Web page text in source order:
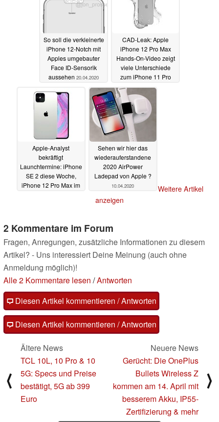
So soll die verkleinerte
iPhone 12-Notch mit
Apples umgebauter
Face ID-Sensorik
aussehen 20.04.2020
CAD-Leak: Apple
iPhone 12 Pro Max
Hands-On-Video zeigt
viele Unterschiede
zum iPhone 11 Pro
Max17.04.2020
Apple-Analyst
bekräftigt
Launchtermine: iPhone
SE 2 diese Woche,
iPhone 12 Pro Max im
Sehen wir hier das
wiederauferstandene
2020 AirPower
Ladepad von Apple ?
10.04.2020
Weitere Artikel
anzeigen
2 Kommentare im Forum
Fragen, Anregungen, zusätzliche Informationen zu diesem
Artikel? - Uns interessiert Deine Meinung (auch ohne
Anmeldung möglich)!
Alle 2 Kommentare lesen /Antworten
Diesen Artikel kommentieren / Antworten
Diesen Artikel kommentieren / Antworten
⟨
Ältere News
TCL 10L, 10 Pro & 10
5G: Specs und Preise
bestätigt, 5G ab 399
Euro
Neuere News
Gerücht: Die OnePlus
Bullets Wireless Z
kommen am 14. April mit
besserem Akku, IP55-
Zertifizierung & mehr
⟩